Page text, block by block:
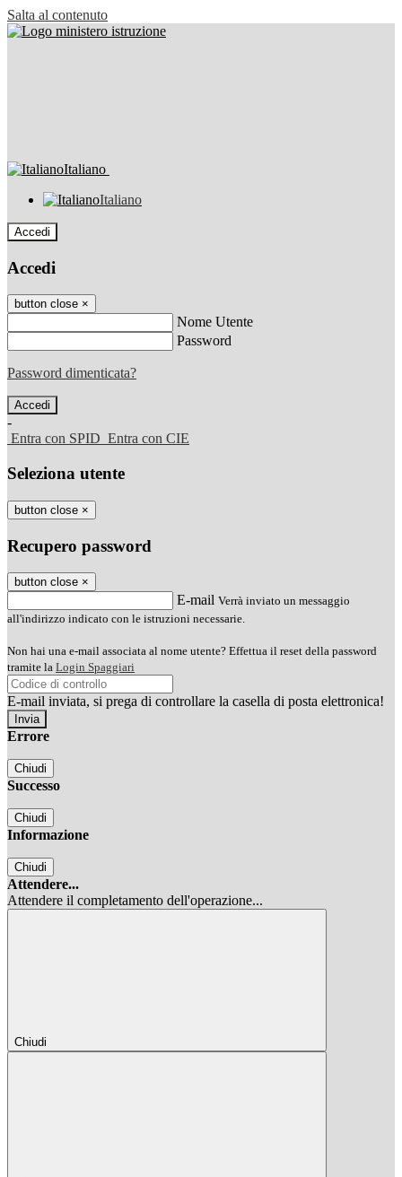
Salta al contenuto
Italiano
Italiano
Accedi
Accedi
button close ×
Nome Utente
Password
Password dimenticata?
-
Entra con SPID Entra con CIE
Seleziona utente
button close ×
Recupero password
button close ×
E-mail Verrà inviato un messaggio
all'indirizzo indicato con le istruzioni necessarie.
Non hai una e-mail associata al nome utente? Effettua il reset della password
tramite la Login Spaggiari
E-mail inviata, si prega di controllare la casella di posta elettronica!
Errore
Chiudi
Successo
Chiudi
Informazione
Chiudi
Attendere...
Attendere il completamento dell'operazione...
Chiudi